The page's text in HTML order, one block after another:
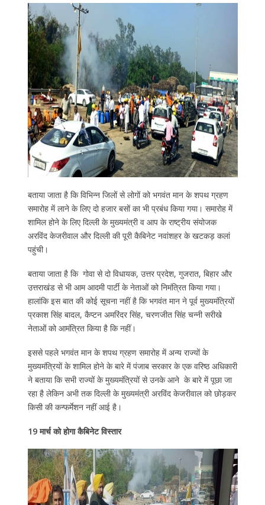
बताया जाता है कि विभिन्न जिलों से लोगों को भगवंत मान के शपथ ग्रहण
समारोह में लाने के लिए दो हजार बसों का भी प्रबंध किया गया। समारोह में
शामिल होने के लिए दिल्ली के मुख्यमंत्री व आप के राष्‍ट्रीय संयोजक
अरविंद केजरीवाल और दिल्‍ली की पूरी कैबिनेट नवांशहर के खटकड़ कलां
पहुंची।
बताया जाता है कि गोवा से दो विधायक, उत्तर प्रदेश, गुजरात, बिहार और
उत्तराखंड से भी आम आदमी पार्टी के नेताओं को निमंत्रित किया गया।
हालांकि इस बात की कोई सूचना नहीं है कि भगवंत मान ने पूर्व मुख्यमंत्रियों
प्रकाश सिंह बादल, कैप्टन अमरिंदर सिंह, चरणजीत सिंह चन्नी सरीखे
नेताओं को आमंत्रित किया है कि नहीं।
इससे पहले भगवंत मान के शपथ ग्रहण समारोह में अन्य राज्यों के
मुख्यमंत्रियों के शामिल होने के बारे में पंजाब सरकार के एक वरिष्ठ अधिकारी
ने बताया कि सभी राज्यों के मुख्यमंत्रियों से उनके आने के बारे में पूछा जा
रहा है लेकिन अभी तक दिल्ली के मुख्यमंत्री अरविंद केजरीवाल को छोड़कर
किसी की कन्फर्मेशन नहीं आई है।
19 मार्च को होगा कैबिनेट विस्तार